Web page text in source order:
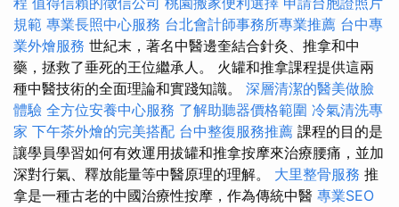
規範 專業長照中心服務 台北會計師事務所專業推薦 台中專
業外燴服務 世紀末，著名中醫邊奎結合針灸、推拿和中
藥，拯救了垂死的王位繼承人。 火罐和推拿課程提供這兩
種中醫技術的全面理論和實踐知識。 深層清潔的醫美做臉
體驗 全方位安養中心服務 了解助聽器價格範圍 冷氣清洗專
家 下午茶外燴的完美搭配 台中整復服務推薦 課程的目的是
讓學員學習如何有效運用拔罐和推拿按摩來治療腰痛，並加
深對行氣、釋放能量等中醫原理的理解。 大里整骨服務 推
拿是一種古老的中國治療性按摩，作為傳統中醫 專業SEO